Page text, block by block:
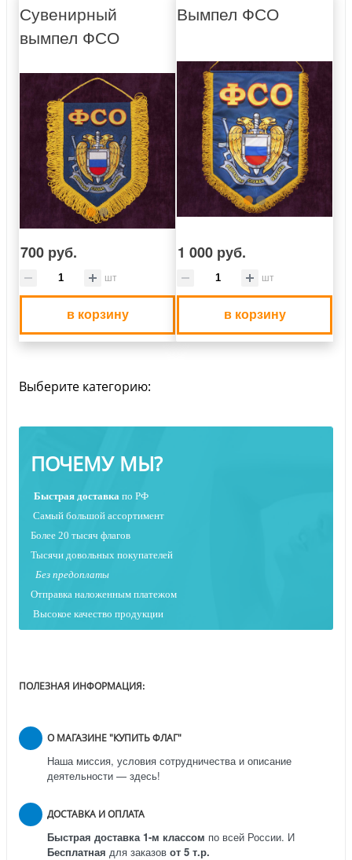
Сувенирный
вымпел ФСО
700 руб.
шт
в корзину
Вымпел ФСО
1 000 руб.
шт
в корзину
Выберите категорию:
ПОЧЕМУ МЫ?
Быстрая доставка по РФ
Самый большой ассортимент
Более 20 тысяч флагов
Тысячи довольных покупателей
Без предоплаты
Отправка наложенным платежом
Высокое качество продукции
ПОЛЕЗНАЯ ИНФОРМАЦИЯ:
О МАГАЗИНЕ "КУПИТЬ ФЛАГ"
Наша миссия, условия сотрудничества и описание
деятельности — здесь!
ДОСТАВКА И ОПЛАТА
Быстрая доставка 1-м классом по всей России. И
Бесплатная для заказов от 5 т.р.